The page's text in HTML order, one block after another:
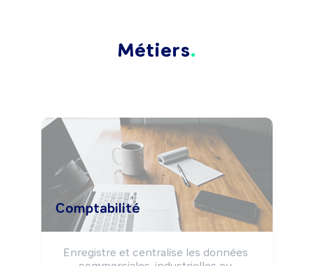
Métiers
Comptabilité
Enregistre et centralise les données